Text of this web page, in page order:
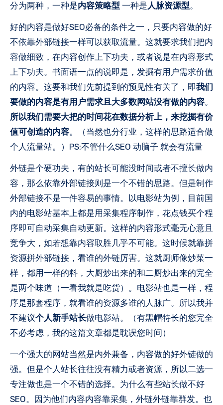
分为两种，一种是内容策略型 一种是人脉资源型。
好的内容是做好SEO必备的条件之一，只要内容做的好
不依靠外部链接一样可以获取流量。这就要求我们把内
容做细致，在内容创作上下功夫，或者说是在内容形式
上下功夫。书面语一点的说即是，发掘有用户需求价值
的内容。这要和我们先前提到的预见性有关了，即我们
要做的内容是有用户需求且大多数网站没有做的内容。
所以我们需要大把的时间花在数据分析上，来挖掘有价
值可创造的内容。（当然也分行业，这样的思路适合做
个人流量站。）PS:不管什么SEO 动脑子 就会有流量
外链是个硬功夫，有的站长可能没时间或者不擅长做内
容，那么依靠外部链接则是一个不错的思路。但是制作
外部链接不是一件容易的事情。以电影站为例，目前国
内的电影站基本上都是用采集程序制作，花点钱买个程
序即可自动采集自动更新。这样的内容形式毫无心意且
竞争大，如若想靠内容取胜几乎不可能。这时候就靠拼
资源拼外部链接，看谁的外链厉害。这就厨师像炒菜一
样，都用一样的料，大厨炒出来的和二厨炒出来的完全
是两个味道（一看我就是吃货）。电影站也是一样，程
序是那套程序，就看谁的资源多谁的人脉广。所以我并
不建议个人新手站长做电影站。（有黑帽特长的您完全
不必考虑，我的这篇文章都是耽误您时间）
一个强大的网站当然是内外兼备，内容做的好外链做的
强。但是个人站长往往没有精力或者资源，所以二选一
专注做也是一个不错的选择。为什么有些站长做不好
SEO。因为他们内容内容靠采集，外链外链靠群发。也